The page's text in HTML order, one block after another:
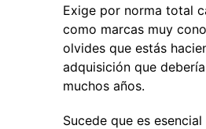
Exige por norma total
como marcas muy
olvides que estás
adquisición que
muchos años.
Sucede que es